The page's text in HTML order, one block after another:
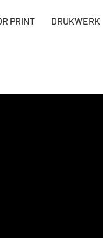
PRINT DRUKWERK